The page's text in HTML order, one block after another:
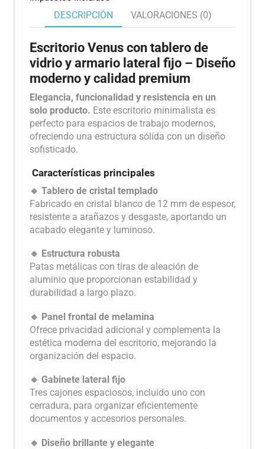
DESCRIPCIÓN VALORACIONES (0)
Escritorio Venus con tablero de
vidrio y armario lateral fijo – Diseño
moderno y calidad premium
Elegancia, funcionalidad y resistencia en un
solo producto. Este escritorio minimalista es
perfecto para espacios de trabajo modernos,
ofreciendo una estructura sólida con un diseño
sofisticado.
Características principales
🔹 Tablero de cristal templado
Fabricado en cristal blanco de 12 mm de espesor,
resistente a arañazos y desgaste, aportando un
acabado elegante y luminoso.
🔹 Estructura robusta
Patas metálicas con tiras de aleación de
aluminio que proporcionan estabilidad y
durabilidad a largo plazo.
🔹 Panel frontal de melamina
Ofrece privacidad adicional y complementa la
estética moderna del escritorio, mejorando la
organización del espacio.
🔹 Gabinete lateral fijo
Tres cajones espaciosos, incluido uno con
cerradura, para organizar eficientemente
documentos y accesorios personales.
🔹 Diseño brillante y elegante